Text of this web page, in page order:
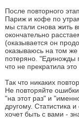
После повторного
Париж и кофе по
мы стали снова жить
окончательно
(оказывается он
оказываюсь на том
потеряно. "Единожды
что не прекратила
Так что никаких
Не повторяйте
"на этот раз" и
другому. Статистика
хочет быть с вами -